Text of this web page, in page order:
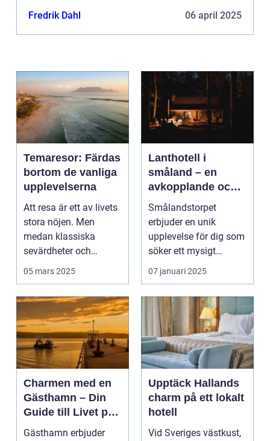
Fredrik Dahl 06 april 2025
Temaresor: Färdas
bortom de vanliga
upplevelserna
Att resa är ett av livets
stora nöjen. Men
medan klassiska
sevärdheter och
typiska re...
05 mars 2025
Lanthotell i
småland – en
avkopplande och
hållbar vistelse på
smålandstorpet
Smålandstorpet
erbjuder en unik
upplevelse för dig som
söker ett mysigt
lanthotell i...
07 januari 2025
Charmen med en
Gästhamn – Din
Guide till Livet på
Bryggan
Gästhamn erbjuder
Upptäck Hallands
charm på ett lokalt
hotell
Vid Sveriges västkust,